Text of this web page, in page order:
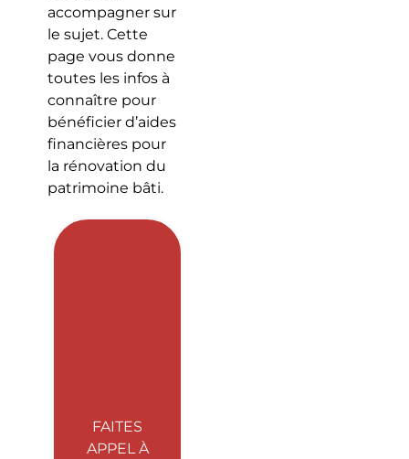
accompagner sur
le sujet. Cette
page vous donne
toutes les infos à
connaître pour
bénéficier d’aides
financières pour
la rénovation du
patrimoine bâti.
FAITES
APPEL À